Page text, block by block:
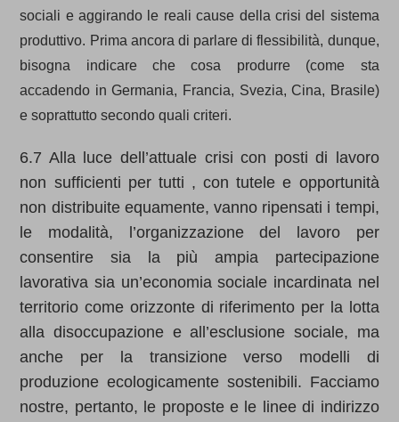
sociali e aggirando le reali cause della crisi del sistema
produttivo. Prima ancora di parlare di flessibilità, dunque,
bisogna indicare che cosa produrre (come sta
accadendo in Germania, Francia, Svezia, Cina, Brasile)
e soprattutto secondo quali criteri.
6.7 Alla luce dell’attuale crisi con posti di lavoro
non sufficienti per tutti , con tutele e opportunità
non distribuite equamente, vanno ripensati i tempi,
le modalità, l’organizzazione del lavoro per
consentire sia la più ampia partecipazione
lavorativa sia un’economia sociale incardinata nel
territorio come orizzonte di riferimento per la lotta
alla disoccupazione e all’esclusione sociale, ma
anche per la transizione verso modelli di
produzione ecologicamente sostenibili. Facciamo
nostre, pertanto, le proposte e le linee di indirizzo